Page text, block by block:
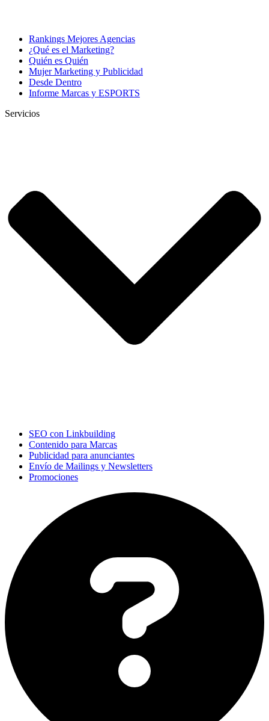
Rankings Mejores Agencias
¿Qué es el Marketing?
Quién es Quién
Mujer Marketing y Publicidad
Desde Dentro
Informe Marcas y ESPORTS
Servicios
SEO con Linkbuilding
Contenido para Marcas
Publicidad para anunciantes
Envío de Mailings y Newsletters
Promociones